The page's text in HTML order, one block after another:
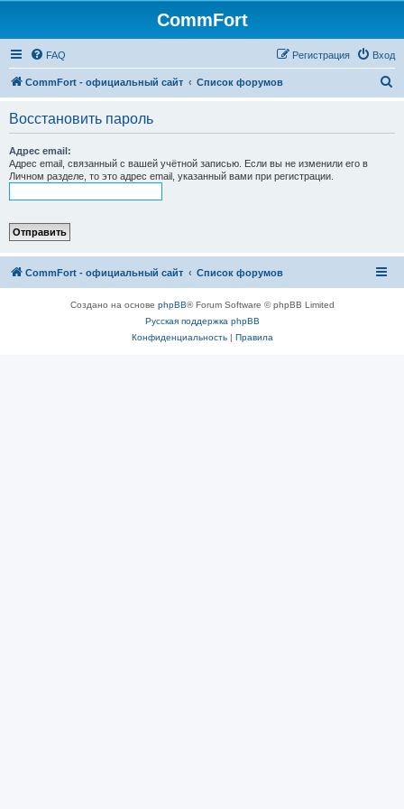
CommFort
FAQ Вход
Регистрация
CommFort - официальный сайт Список форумов
Восстановить пароль
Адрес email:
Адрес email, связанный с вашей учётной записью. Если вы не изменили его в
Личном разделе, то это адрес email, указанный вами при регистрации.
CommFort - официальный сайт Список форумов
Создано на основе phpBB® Forum Software © phpBB Limited
Русская поддержка phpBB
Конфиденциальность| Правила